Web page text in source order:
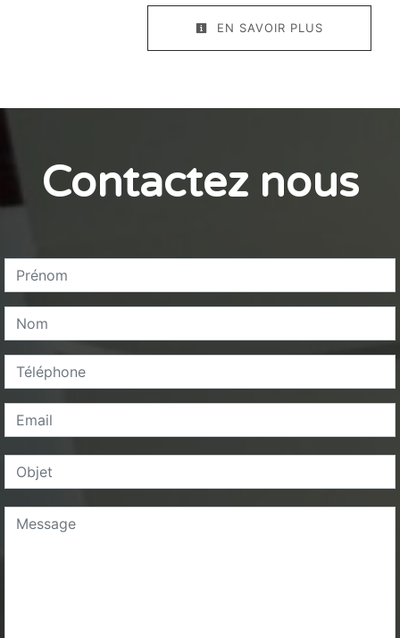
EN SAVOIR PLUS
Contactez nous